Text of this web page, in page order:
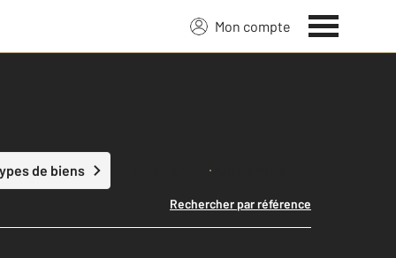
Mon compte
de biens Lancer ma recherche
Rechercher par référence